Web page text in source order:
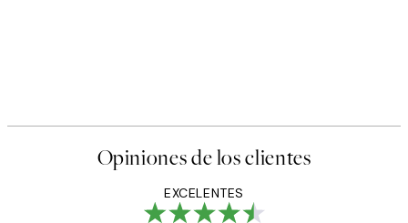
Opiniones de los clientes
EXCELENTES